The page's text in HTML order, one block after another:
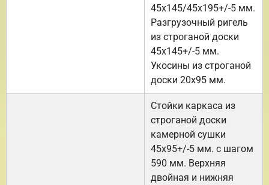
45х145/45х195+/-5 мм.
Разгрузочный ригель
из строганой доски
45х145+/-5 мм.
Укосины из строганой
доски 20х95 мм.
Стойки каркаса из
строганой доски
камерной сушки
45х95+/-5 мм. с шагом
590 мм. Верхняя
двойная и нижняя